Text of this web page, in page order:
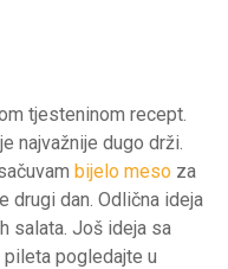
tjesteninom recept.
najvažnije dugo drži.
bijelo meso za
drugi dan. Odlična ideja
salata. Još ideja sa
pogledajte u